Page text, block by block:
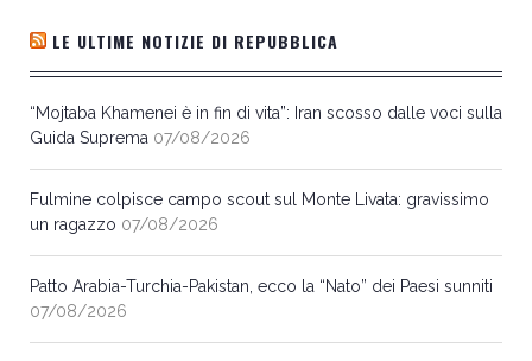
LE ULTIME NOTIZIE DI REPUBBLICA
“Mojtaba Khamenei è in fin di vita”: Iran scosso dalle voci sulla
Guida Suprema 07/08/2026
Fulmine colpisce campo scout sul Monte Livata: gravissimo
un ragazzo 07/08/2026
Patto Arabia-Turchia-Pakistan, ecco la “Nato” dei Paesi sunniti
07/08/2026